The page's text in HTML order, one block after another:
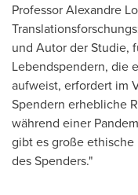
ProfessorAlexandre
und Autor der Studie,
Lebendspendern, die
aufweist, erfordert im
Spendern erhebliche
während einer
gibt es große
des Spenders."